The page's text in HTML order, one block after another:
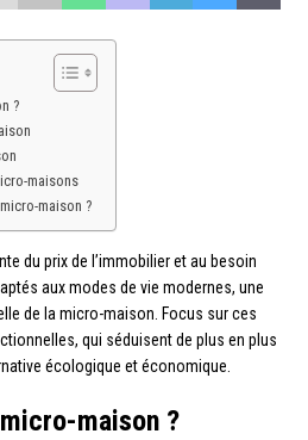
?
maisons
maison ?
du prix de l’immobilier et au besoin
aux modes de vie modernes, une
de la micro-maison. Focus sur ces
qui séduisent de plus en plus
écologique et économique.
micro-maison ?